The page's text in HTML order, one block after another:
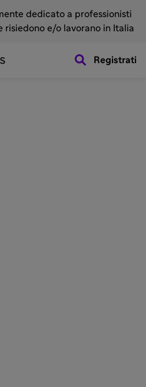
dedicato a professionisti
risiedono e/o lavorano in Italia
Registrati